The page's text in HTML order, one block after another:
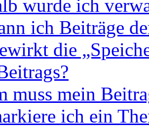
wurde ich
ich Beiträge
die
muss mein
ich ein